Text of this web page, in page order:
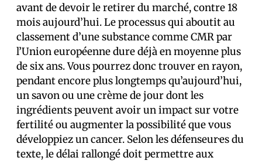
avant de devoir le retirer du marché, contre 18
mois aujourd’hui. Le processus qui aboutit au
classement d’une substance comme CMR par
l’Union européenne dure déjà en moyenne plus
de six ans. Vous pourrez donc trouver en rayon,
pendant encore plus longtemps qu’aujourd’hui,
un savon ou une crème de jour dont les
ingrédients peuvent avoir un impact sur votre
fertilité ou augmenter la possibilité que vous
développiez un cancer. Selon les défenseur·es du
texte, le délai rallongé doit permettre aux